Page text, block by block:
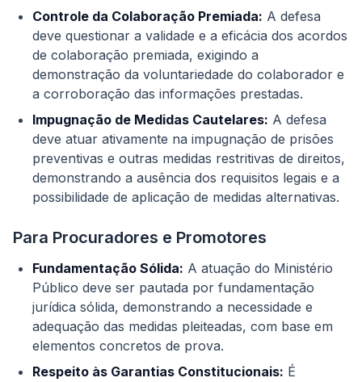
Controle da Colaboração Premiada: A defesa
deve questionar a validade e a eficácia dos acordos
de colaboração premiada, exigindo a
demonstração da voluntariedade do colaborador e
a corroboração das informações prestadas.
Impugnação de Medidas Cautelares: A defesa
deve atuar ativamente na impugnação de prisões
preventivas e outras medidas restritivas de direitos,
demonstrando a ausência dos requisitos legais e a
possibilidade de aplicação de medidas alternativas.
Para Procuradores e Promotores
Fundamentação Sólida: A atuação do Ministério
Público deve ser pautada por fundamentação
jurídica sólida, demonstrando a necessidade e
adequação das medidas pleiteadas, com base em
elementos concretos de prova.
Respeito às Garantias Constitucionais: É